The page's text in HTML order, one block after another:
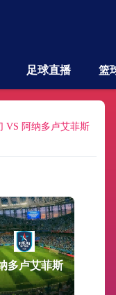
足球直播 篮
VS 阿纳多卢艾菲斯
多卢艾菲斯